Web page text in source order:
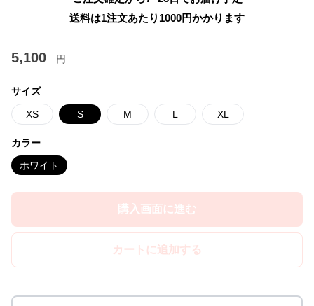
送料は1注文あたり 1000円かかります
5,100 円
サイズ
XS S M L XL
カラー
ホワイト
購入画面に進む
カートに追加する